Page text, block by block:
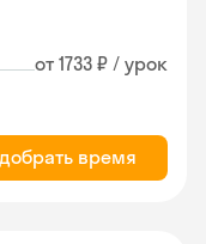
от 1733 ₽ / урок
время